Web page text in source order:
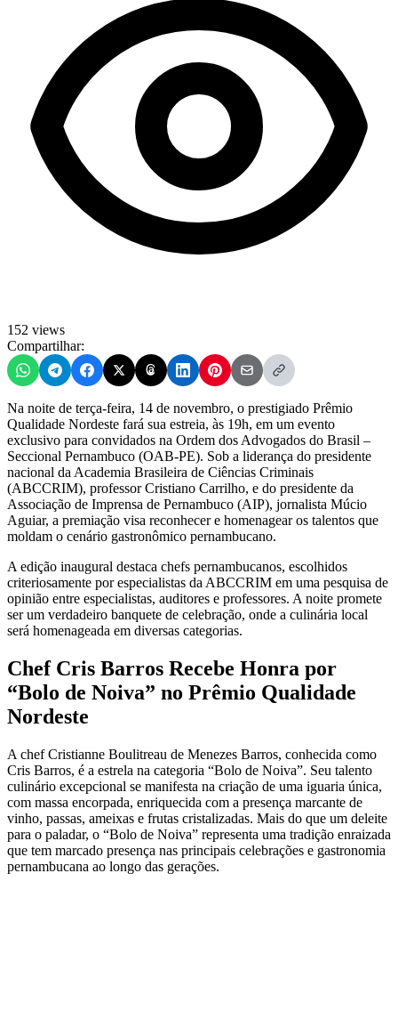
152 views
Compartilhar:
Na noite de terça-feira, 14 de novembro, o prestigiado Prêmio
Qualidade Nordeste fará sua estreia, às 19h, em um evento
exclusivo para convidados na Ordem dos Advogados do Brasil –
Seccional Pernambuco (OAB-PE). Sob a liderança do presidente
nacional da Academia Brasileira de Ciências Criminais
(ABCCRIM), professor Cristiano Carrilho, e do presidente da
Associação de Imprensa de Pernambuco (AIP), jornalista Múcio
Aguiar, a premiação visa reconhecer e homenagear os talentos que
moldam o cenário gastronômico pernambucano.
A edição inaugural destaca chefs pernambucanos, escolhidos
criteriosamente por especialistas da ABCCRIM em uma pesquisa de
opinião entre especialistas, auditores e professores. A noite promete
ser um verdadeiro banquete de celebração, onde a culinária local
será homenageada em diversas categorias.
Chef Cris Barros Recebe Honra por
“Bolo de Noiva” no Prêmio Qualidade
Nordeste
A chef Cristianne Boulitreau de Menezes Barros, conhecida como
Cris Barros, é a estrela na categoria “Bolo de Noiva”. Seu talento
culinário excepcional se manifesta na criação de uma iguaria única,
com massa encorpada, enriquecida com a presença marcante de
vinho, passas, ameixas e frutas cristalizadas. Mais do que um deleite
para o paladar, o “Bolo de Noiva” representa uma tradição enraizada
que tem marcado presença nas principais celebrações e gastronomia
pernambucana ao longo das gerações.